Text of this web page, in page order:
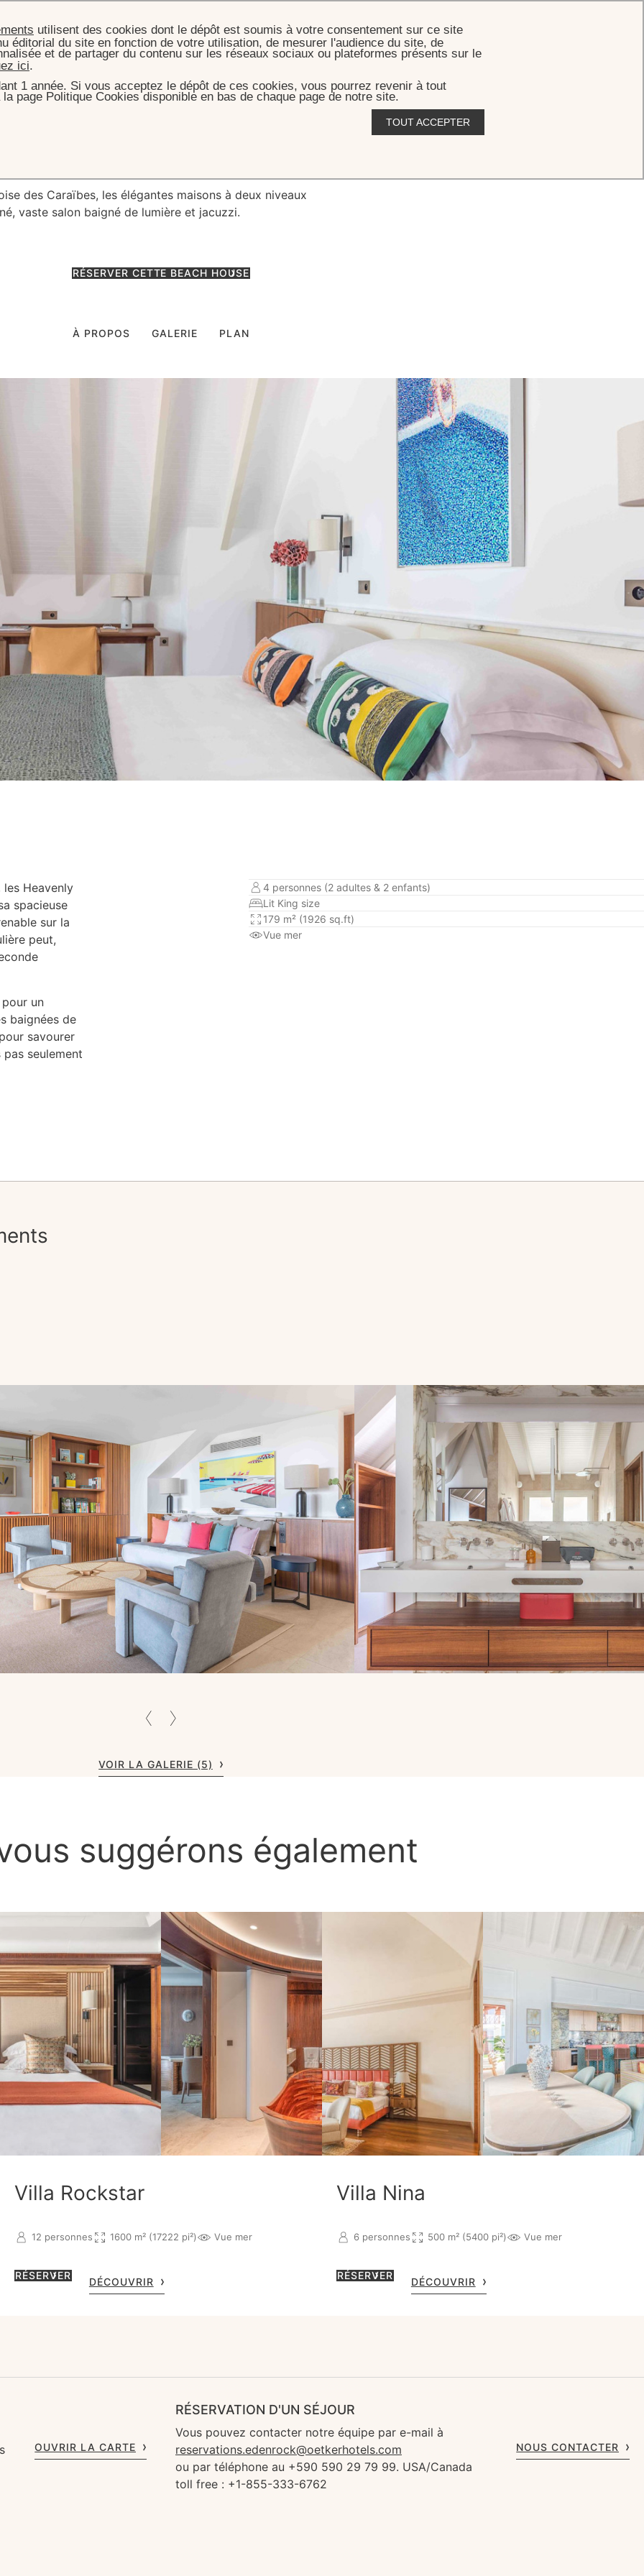
des Caraïbes, les élégantes maisons à deux niveaux
vaste salon baigné de lumière et jacuzzi.
RÉSERVER CETTE BEACH HOUSE
À PROPOS GALERIE PLAN
Heavenly
spacieuse
sur la
peut,
un
baignées de
savourer
seulement
4 personnes (2 adultes & 2 enfants)
Lit King size
179 m² (1926 sq.ft)
Vue mer
VOIR LA GALERIE (5)
suggérons également
Villa Rockstar
12 personnes 1600 m² (17222 pi²) Vue mer
RÉSERVER
DÉCOUVRIR
Villa Nina
6 personnes 500 m² (5400 pi²) Vue mer
RÉSERVER
DÉCOUVRIR
OUVRIR LA CARTE
RÉSERVATION D'UN SÉJOUR
Vous pouvez contacter notre équipe par e-mail à
reservations.edenrock@oetkerhotels.com
ou par téléphone au +590 590 29 79 99. USA/Canada
toll free : +1-855-333-6762
NOUS CONTACTER
utilisent des cookies dont le dépôt est soumis à votre consentement sur ce site
éditorial du site en fonction de votre utilisation, de mesurer l'audience du site, de
et de partager du contenu sur les réseaux sociaux ou plateformes présents sur le
ici.
1 année. Si vous acceptez le dépôt de ces cookies, vous pourrez revenir à tout
page Politique Cookies disponible en bas de chaque page de notre site.
TOUT ACCEPTER